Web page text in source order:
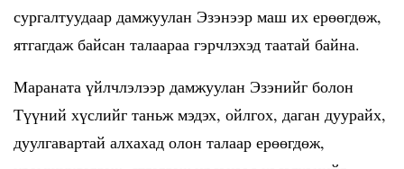
сургалтуудаар дамжуулан Эзэнээр маш их ерөөгдөж,
ятгагдаж байсан талаараа гэрчлэхэд таатай байна.
Мараната үйлчлэлээр дамжуулан Эзэнийг болон
Түүний хүслийг таньж мэдэх, ойлгох, даган дуурайх,
дуулгавартай алхахад олон талаар ерөөгдөж,